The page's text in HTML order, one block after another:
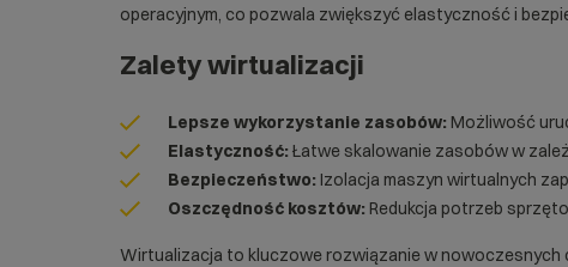
operacyjnym, co pozwala zwiększyć elastyczność i
Zalety wirtualizacji
Lepsze wykorzystanie zasobów: Możliwość
Elastyczność: Łatwe skalowanie zasobów w
Bezpieczeństwo: Izolacja maszyn wirtualnych
Oszczędność kosztów: Redukcja potrzeb
Wirtualizacja to kluczowe rozwiązanie w